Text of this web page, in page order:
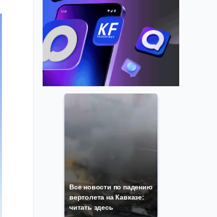
Все новости по падению
вертолета на Кавказе:
читать здесь